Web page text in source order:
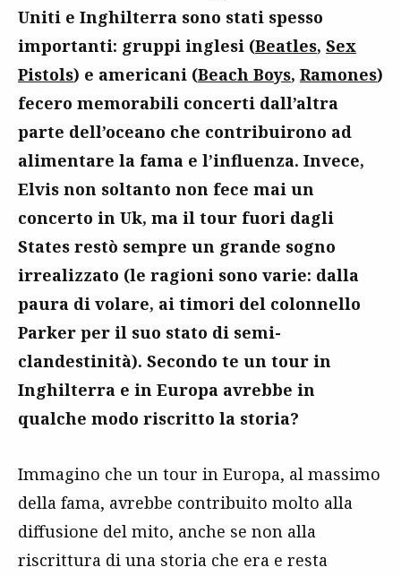
Uniti e Inghilterra sono stati spesso
importanti: gruppi inglesi (Beatles, Sex
Pistols) e americani (Beach Boys, Ramones)
fecero memorabili concerti dall’altra
parte dell’oceano che contribuirono ad
alimentare la fama e l’influenza. Invece,
Elvis non soltanto non fece mai un
concerto in Uk, ma il tour fuori dagli
States restò sempre un grande sogno
irrealizzato (le ragioni sono varie: dalla
paura di volare, ai timori del colonnello
Parker per il suo stato di semi-
clandestinità). Secondo te un tour in
Inghilterra e in Europa avrebbe in
qualche modo riscritto la storia?
Immagino che un tour in Europa, al massimo
della fama, avrebbe contribuito molto alla
diffusione del mito, anche se non alla
riscrittura di una storia che era e resta